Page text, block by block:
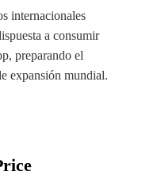
internacionales
a consumir
preparando el
expansión mundial.